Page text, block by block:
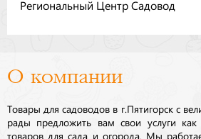
Региональный Центр Садовод
О компании
Товары для садоводов в г.Пятигорск с
рады предложить вам свои услуги как
товаров для сада и огорода. Мы